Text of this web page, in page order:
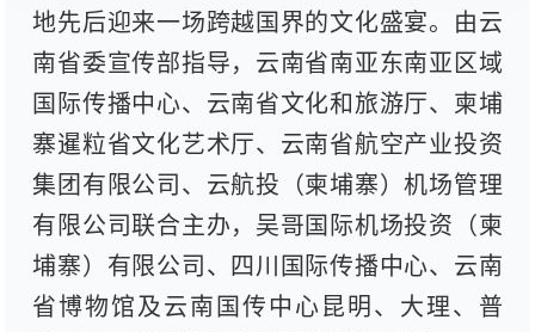
地先后迎来一场跨越国界的文化盛宴。由云
南省委宣传部指导，云南省南亚东南亚区域
国际传播中心、云南省文化和旅游厅、柬埔
寨暹粒省文化艺术厅、云南省航空产业投资
集团有限公司、云航投（柬埔寨）机场管理
有限公司联合主办，吴哥国际机场投资（柬
埔寨）有限公司、四川国际传播中心、云南
省博物馆及云南国传中心昆明、大理、普